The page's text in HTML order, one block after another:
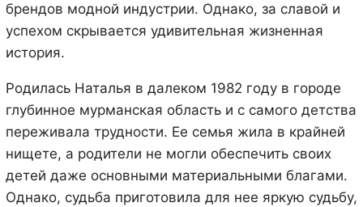
брендов модной индустрии. Однако, за славой и
успехом скрывается удивительная жизненная
история.
Родилась Наталья в далеком 1982 году в городе
глубинное мурманская область и с самого детства
переживала трудности. Ее семья жила в крайней
нищете, а родители не могли обеспечить своих
детей даже основными материальными благами.
Однако, судьба приготовила для нее яркую судьбу,